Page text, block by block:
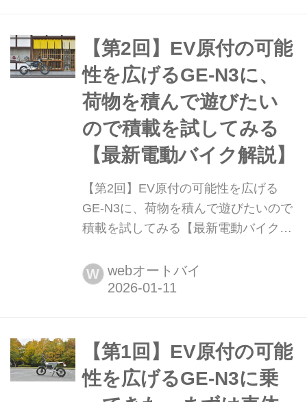
をつかんで離さない。まとめ:オートバ
イ編集部 写真:ホンダ▶▶▶写真はこ
ちら|ホンダ「Z50M」「モンキー
125」
【第2回】EV原付の可能
性を広げるGE-N3に、
荷物を積んで遊びたい
ので積載を試してみる
【最新電動バイク解説】
【第2回】EV原付の可能性を広げる
GE-N3に、荷物を積んで遊びたいので
積載を試してみる【最新電動バイク解
行性能と、スマートなスタイルが魅力
の電動原付、GE-N3。車体そのものの
勤通学にせよツーリングにせよ、積載
できるとすごく便利だからね。車体後
部にあるキャリアへの積載や、EVなら
W webオートバイ
【第1回】EV原付の可能
性を広げるGE-N3に乗